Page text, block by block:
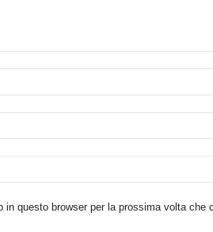
questo browser per la prossima volta che